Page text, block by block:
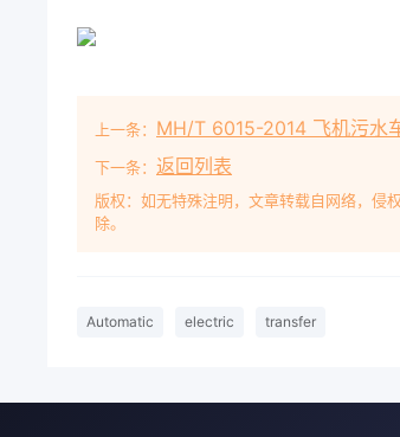
上一条： MH/T 6015-2014 飞机污
下一条： 返回列表
版权：如无特殊注明，文章转载自网络，侵
除。
Automatic electric transfer